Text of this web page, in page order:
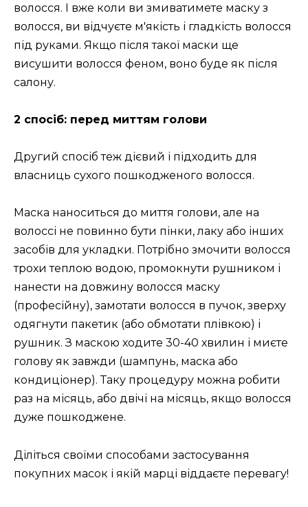
волосся. І вже коли ви змиватимете маску з
волосся, ви відчуєте м'якість і гладкість волосся
під руками. Якщо після такої маски ще
висушити волосся феном, воно буде як після
салону.
2 спосіб: перед миттям голови
Другий спосіб теж дієвий і підходить для
власниць сухого пошкодженого волосся.
Маска наноситься до миття голови, але на
волоссі не повинно бути пінки, лаку або інших
засобів для укладки. Потрібно змочити волосся
трохи теплою водою, промокнути рушником і
нанести на довжину волосся маску
(професійну), замотати волосся в пучок, зверху
одягнути пакетик (або обмотати плівкою) і
рушник. З маскою ходите 30-40 хвилин і миєте
голову як завжди (шампунь, маска або
кондиціонер). Таку процедуру можна робити
раз на місяць, або двічі на місяць, якщо волосся
дуже пошкоджене.
Діліться своїми способами застосування
покупних масок і якій марці віддаєте перевагу!